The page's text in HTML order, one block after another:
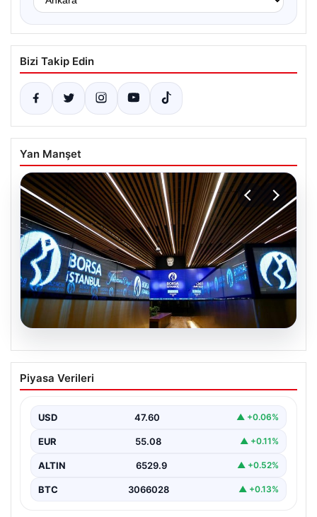
Bizi Takip Edin
Yan Manşet
Yatırım araçlarının haftalık performansı
nasıl oldu?
Piyasa Verileri
USD 47.60 ▲ +0.06%
EUR 55.08 ▲ +0.11%
ALTIN 6529.9 ▲ +0.52%
BTC 3066028 ▲ +0.13%